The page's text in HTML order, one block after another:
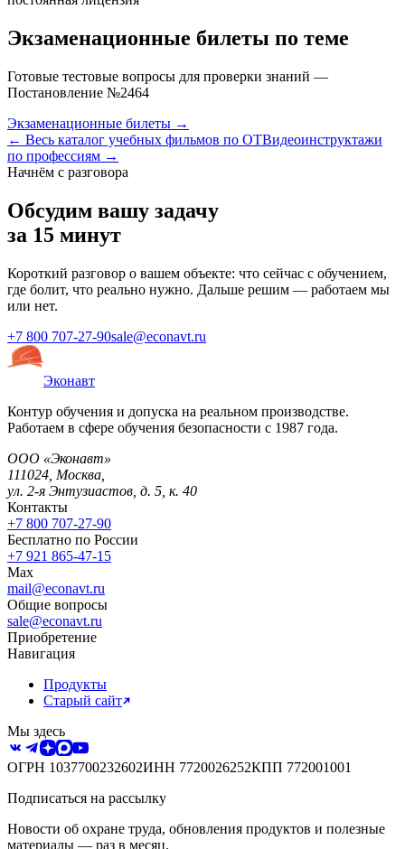
Экзаменационные билеты по теме
Готовые тестовые вопросы для проверки знаний —
Постановление №2464
Экзаменационные билеты →
← Весь каталог учебных фильмов по ОТВидеоинструктажи
по профессиям →
Начнём с разговора
Обсудим вашу задачу
за 15 минут
Короткий разговор о вашем объекте: что сейчас с обучением,
где болит, что реально нужно. Дальше решим — работаем мы
или нет.
+7 800 707-27-90sale@econavt.ru
Эконавт
Контур обучения и допуска на реальном производстве.
Работаем в сфере обучения безопасности с 1987 года.
ООО «Эконавт»
111024 Москва
ул. 2-я Энтузиастов, д. 5, к. 40
Контакты
+7 800 707-27-90
Бесплатно по России
+7 921 865-47-15
Max
mail@econavt.ru
Общие вопросы
sale@econavt.ru
Приобретение
Навигация
Продукты
Старый сайт
Мы здесь
ОГРН 1037700232602ИНН 7720026252КПП 772001001
Подписаться на рассылку
Новости об охране труда, обновления продуктов и полезные
материалы — раз в месяц.